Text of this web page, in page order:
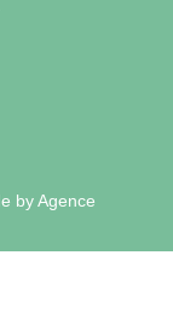
by Agence